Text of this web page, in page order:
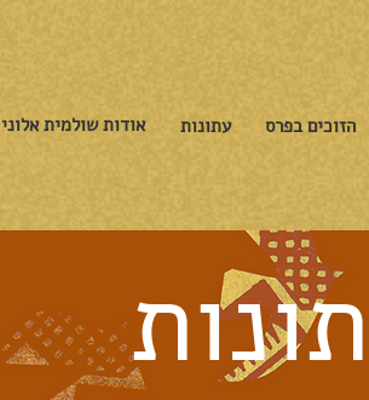
אודות שולמית אלוני עתונות הזוכים בפרס